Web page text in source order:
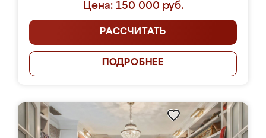
Цена: 150 000 руб.
РАССЧИТАТЬ
ПОДРОБНЕЕ